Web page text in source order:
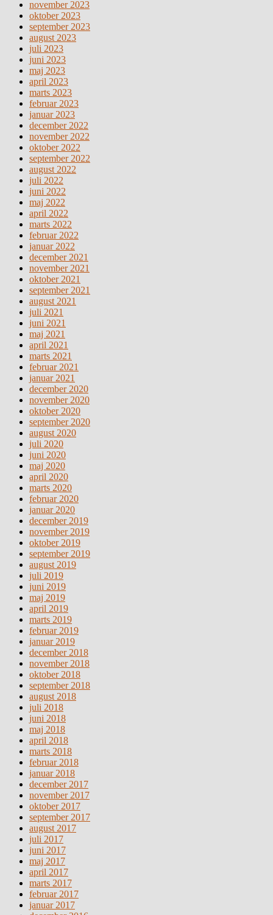
november 2023
oktober 2023
september 2023
august 2023
juli 2023
juni 2023
maj 2023
april 2023
marts 2023
februar 2023
januar 2023
december 2022
november 2022
oktober 2022
september 2022
august 2022
juli 2022
juni 2022
maj 2022
april 2022
marts 2022
februar 2022
januar 2022
december 2021
november 2021
oktober 2021
september 2021
august 2021
juli 2021
juni 2021
maj 2021
april 2021
marts 2021
februar 2021
januar 2021
december 2020
november 2020
oktober 2020
september 2020
august 2020
juli 2020
juni 2020
maj 2020
april 2020
marts 2020
februar 2020
januar 2020
december 2019
november 2019
oktober 2019
september 2019
august 2019
juli 2019
juni 2019
maj 2019
april 2019
marts 2019
februar 2019
januar 2019
december 2018
november 2018
oktober 2018
september 2018
august 2018
juli 2018
juni 2018
maj 2018
april 2018
marts 2018
februar 2018
januar 2018
december 2017
november 2017
oktober 2017
september 2017
august 2017
juli 2017
juni 2017
maj 2017
april 2017
marts 2017
februar 2017
januar 2017